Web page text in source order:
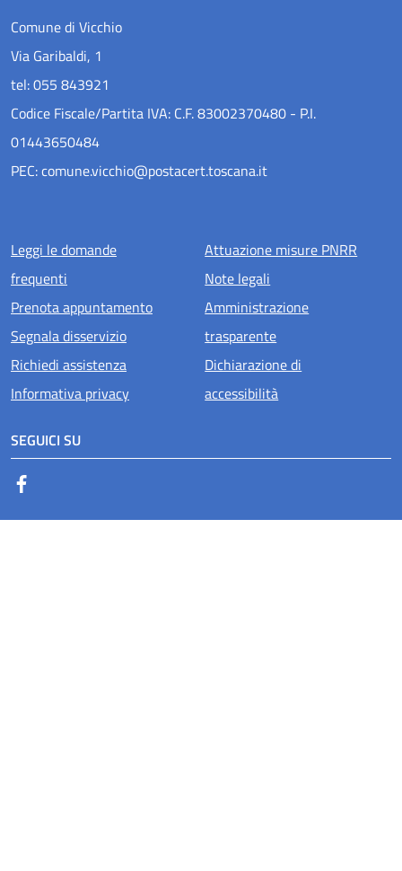
Comune di Vicchio
Via Garibaldi, 1
tel: 055 843921
Codice Fiscale/Partita IVA: C.F. 83002370480 - P.I.
01443650484
PEC: comune.vicchio@postacert.toscana.it
Menu piè di pagina
Leggi le domande
frequenti
Prenota appuntamento
Segnala disservizio
Richiedi assistenza
Informativa privacy
Attuazione misure PNRR
Note legali
Amministrazione
trasparente
Dichiarazione di
accessibilità
SEGUICI SU